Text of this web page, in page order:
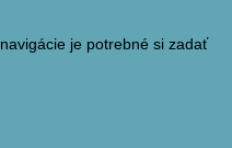
je potrebné si zadať